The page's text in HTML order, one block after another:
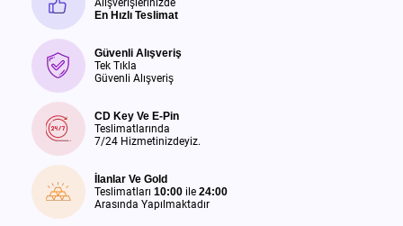
En Hızlı Teslimat
Güvenli Alışveriş
Tek Tıkla
Güvenli Alışveriş
CD Key Ve E-Pin
Teslimatlarında
7/24 Hizmetinizdeyiz.
İlanlar Ve Gold
Teslimatları 10:00 ile 24:00
Arasında Yapılmaktadır